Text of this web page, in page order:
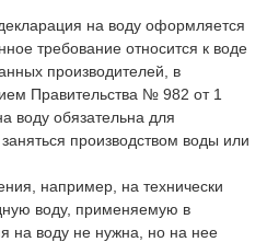
на воду оформляется
требование относится к воде
производителей, в
Правительcтва № 982 oт 1
воду обязательна для
производством воды или
например, на технически
воду, применяемую в
на воду не нужна, но на нее